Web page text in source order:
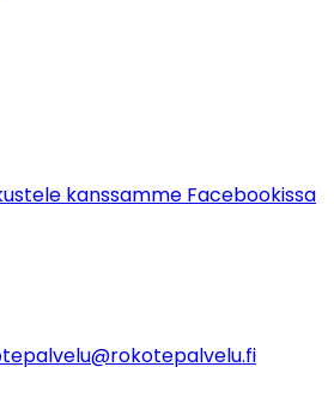
kanssamme Facebookissa